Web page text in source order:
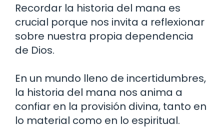
Recordar la historia del mana es
crucial porque nos invita a reflexionar
sobre nuestra propia dependencia
de Dios.
En un mundo lleno de incertidumbres,
la historia del mana nos anima a
confiar en la provisión divina, tanto en
lo material como en lo espiritual.